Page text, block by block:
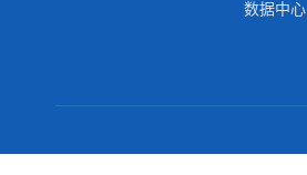
数据中心